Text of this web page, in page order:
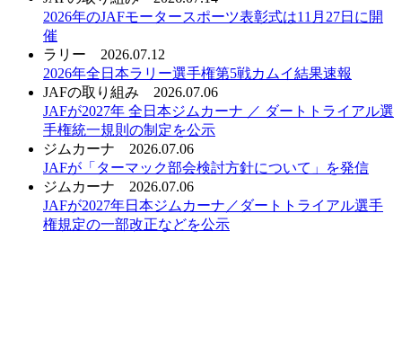
2026年のJAFモータースポーツ表彰式は11月27日に開
催
ラリー
2026.07.12
2026年全日本ラリー選手権第5戦カムイ結果速報
JAFの取り組み
2026.07.06
JAFが2027年 全日本ジムカーナ ／ ダートトライアル選
手権統一規則の制定を公示
ジムカーナ
2026.07.06
JAFが「ターマック部会検討方針について」を発信
ジムカーナ
2026.07.06
JAFが2027年日本ジムカーナ／ダートトライアル選手
権規定の一部改正などを公示